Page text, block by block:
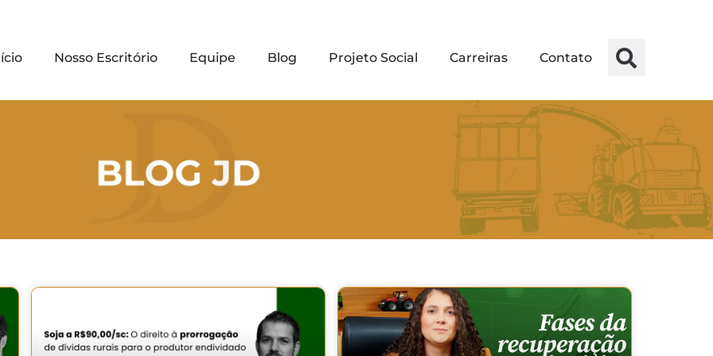
Nosso Escritório Equipe Blog Projeto Social Carreiras Contato